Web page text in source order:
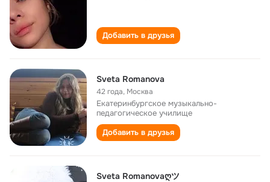
Добавить в друзья
Sveta Romanova
42 года, Москва
Екатеринбургское музыкально-
педагогическое училище
Добавить в друзья
Sveta Romanovaღツ